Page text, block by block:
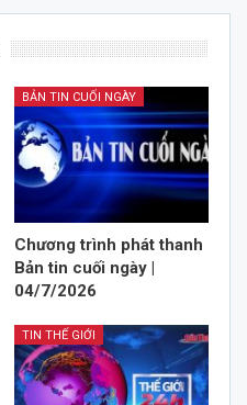
BẢN TIN CUỐI NGÀY
Chương trình phát thanh
Bản tin cuối ngày |
04/7/2026
TIN THẾ GIỚI